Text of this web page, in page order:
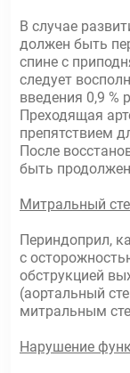
В случае
должен быть
спине с
следует
введения 0,9 %
Преходящая
препятствием
После
быть
Митральный
Периндоприл,
с
обструкцией
(аортальный
митральным
Нарушение